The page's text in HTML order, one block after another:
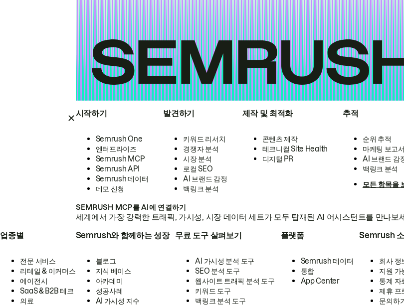
시작하기
Semrush One
엔터프라이즈
Semrush MCP
Semrush API
Semrush 데이터
데모 신청
발견하기
키워드 리서치
경쟁자 분석
시장 분석
로컬 SEO
AI 브랜드 감정
백링크 분석
제작 및 최적화
콘텐츠 제작
테크니컬 Site Health
디지털 PR
추적
순위 추적
마케팅 보고
AI 브랜드 감
백링크 분석
모든 항목을
SEMRUSH MCP를 AI에 연결하기
세계에서 가장 강력한 트래픽, 가시성, 시장 데이터 세트가 모두 탑재된 AI 어시스턴트를 만나보
업종별
전문 서비스
리테일 & 이커머스
에이전시
SaaS & B2B 테크
의료
Semrush와 함께하는 성장
블로그
지식 베이스
아카데미
성공사례
AI 가시성 지수
무료 도구 살펴보기
AI 가시성 분석 도구
SEO 분석 도구
웹사이트 트래픽 분석 도구
키워드 도구
백링크 분석 도구
플랫폼
Semrush 데이터
통합
App Center
Semrush
회사 정
지원 가
통계 자
제휴 프
문의하